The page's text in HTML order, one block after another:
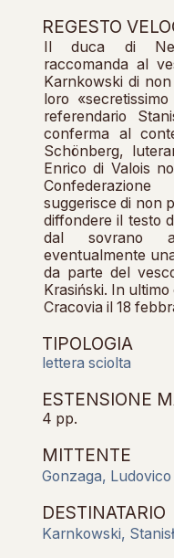
REGESTO
Il duca di
raccomanda al
Karnkowski di
loro
referendario
conferma al
Schönberg,
Enrico di Valois
suggerisce di non
diffondere il testo
dal sovrano
eventualmente
da parte del
Krasiński. In
Cracovia il 18
TIPOLOGIA
lettera sciolta
ESTENSIONE
4 pp.
MITTENTE
Gonzaga, Ludovico
DESTINATARIO
Karnkowski,